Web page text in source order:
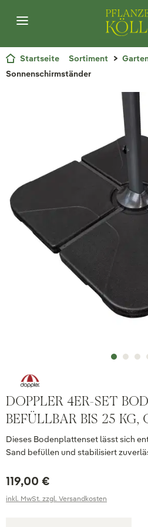
Startseite Sortiment
Sonnenschirmständer
DOPPLER 4ER-SET
BEFÜLLBAR BIS 25
Dieses Bodenplattenset lässt sich
Sand befüllen und stabilisiert
119,00 €
inkl. MwSt. zzgl. Versandkosten